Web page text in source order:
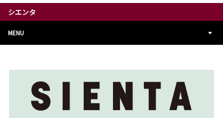
シエンタ
MENU